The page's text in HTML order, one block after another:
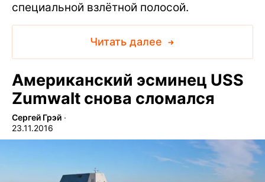
специальной взлётной полосой.
Читать далее
Американский эсминец USS
Zumwalt снова сломался
Сергей Грэй ∙
23.11.2016